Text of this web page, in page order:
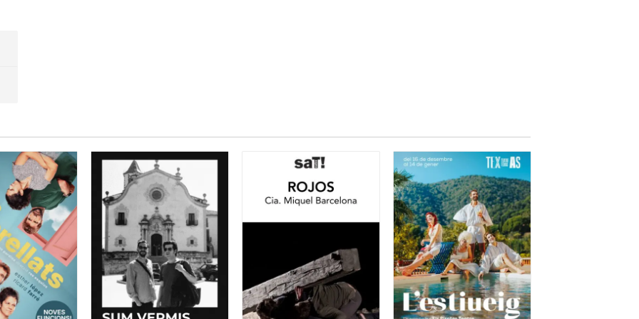
què no s'ha tornat a confessar o l'abús escolar patit per l'Enric que ens transmet en el seu
Iranzo.
moments i
unes interpretacions fresques i sinceresque ens han fet recordar amb ells
volem tornar a viure.
soroll d'helicòpters sobre els nostres caps
, amb el que ens volen avisar que tot és possible,
es pot tornar a repetir, i que cal anar amb compte.
i en Miquel
els darrers anys hem vist una bona pila d'espectacles protagonitzats per
de les arts escèniques, que ens han commogut especialment,però hem de dir
aquest.... per la sinceritat en el que està treballat, els mesos i fins i tot anys de dedicació